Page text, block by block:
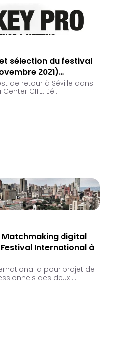
sélection du festival
2021)…
de retour à Séville dans
CITE. L’é…
digital
International à
a pour projet de
des deux …